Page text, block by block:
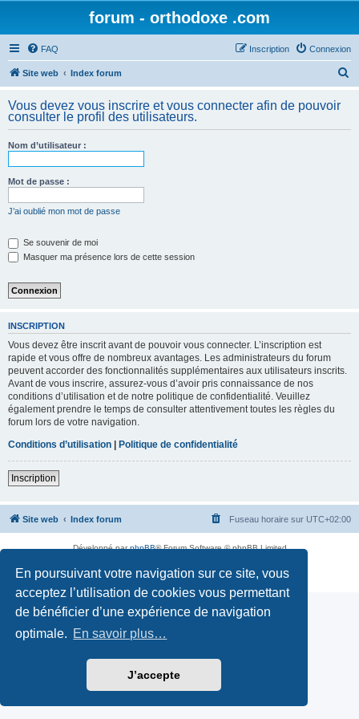
En poursuivant votre navigation sur ce site, vous
acceptez l’utilisation de cookies vous permettant
de bénéficier d’une expérience de navigation
optimale. En savoir plus…
J’accepte
forum - orthodoxe .com
FAQ Connexion
Inscription
Site web Index forum
h
Vous devez vous inscrire et vous connecter afin de pouvoir
consulter le profil des utilisateurs.
Nom d’utilisateur :
Mot de passe :
J’ai oublié mon mot de passe
Se souvenir de moi
Masquer ma présence lors de cette session
INSCRIPTION
Vous devez être inscrit avant de pouvoir vous connecter. L’inscription est
rapide et vous offre de nombreux avantages. Les administrateurs du forum
peuvent accorder des fonctionnalités supplémentaires aux utilisateurs inscrits.
Avant de vous inscrire, assurez-vous d’avoir pris connaissance de nos
conditions d’utilisation et de notre politique de confidentialité. Veuillez
également prendre le temps de consulter attentivement toutes les règles du
forum lors de votre navigation.
Conditions d’utilisation | Politique de confidentialité
Inscription
Site web Index forum Fuseau horaire sur UTC+02:00
Développé parphpBB® Forum Software © phpBB Limited
Confidentialité| Conditions